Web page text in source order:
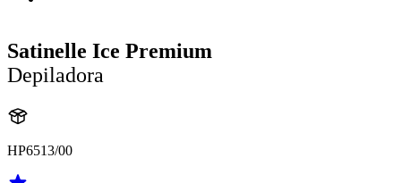
Satinelle Ice Premium
Depiladora
HP6513/00